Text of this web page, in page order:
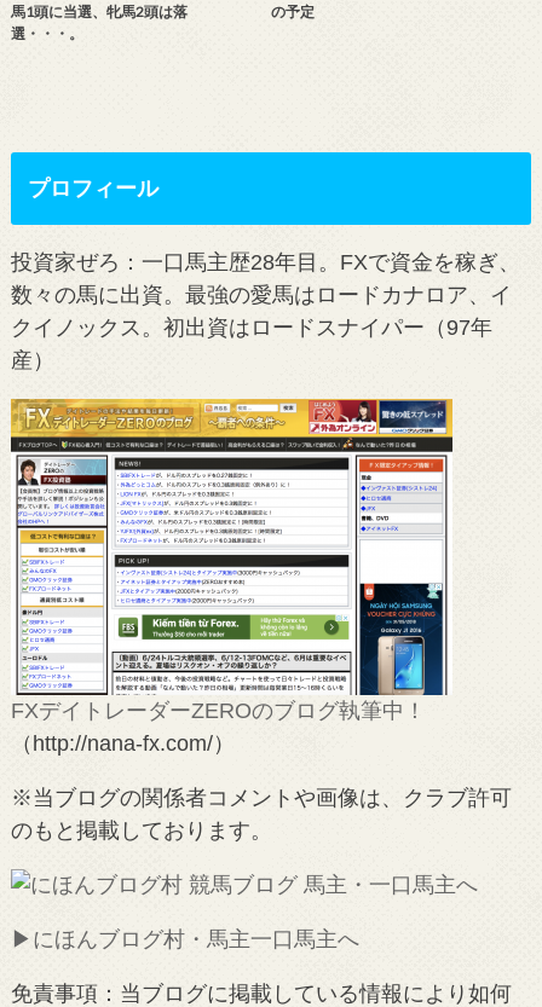
馬1頭に当選、牝馬2頭は落
選・・・。
の予定
プロフィール
投資家ぜろ：一口馬主歴28年目。FXで資金を稼ぎ、
数々の馬に出資。最強の愛馬はロードカナロア、イ
クイノックス。初出資はロードスナイパー（97年
産）
FXデイトレーダーZEROのブログ執筆中！
（http://nana-fx.com/）
※当ブログの関係者コメントや画像は、クラブ許可
のもと掲載しております。
▶︎にほんブログ村・馬主一口馬主へ
免責事項：当ブログに掲載している情報により如何